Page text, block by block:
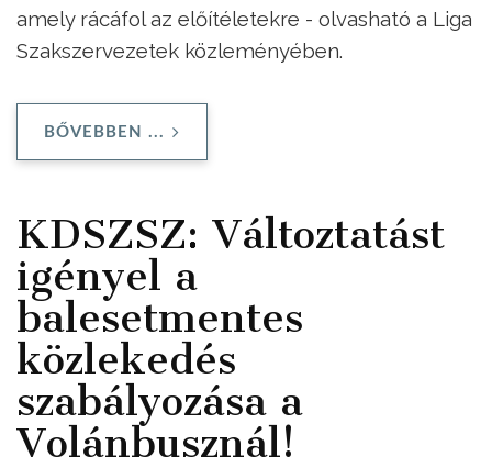
amely rácáfol az előítéletekre - olvasható a Liga
Szakszervezetek közleményében.
BŐVEBBEN ...
KDSZSZ: Változtatást
igényel a
balesetmentes
közlekedés
szabályozása a
Volánbusznál!